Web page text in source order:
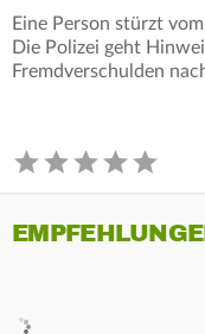
Eine Person stürzt
Die Polizei geht
Fremdverschulden